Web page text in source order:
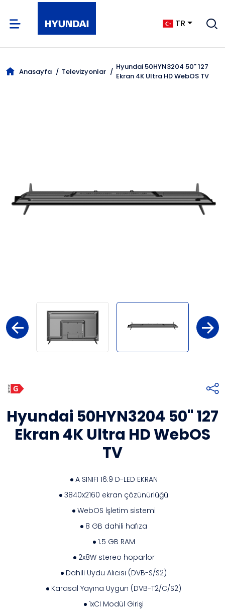
TR
Anasayfa Televizyonlar
Hyundai 50HYN3204 50" 127
Ekran 4K Ultra HD WebOS TV
Hyundai 50HYN3204 50" 127
Ekran 4K Ultra HD WebOS
TV
A SINIFI 16:9 D-LED EKRAN
3840x2160 ekran çözünürlüğü
WebOS İşletim sistemi
8 GB dahili hafıza
1.5 GB RAM
2x8W stereo hoparlör
Dahili Uydu Alıcısı (DVB-S/S2)
Karasal Yayına Uygun (DVB-T2/C/S2)
1xCI Modül Girişi